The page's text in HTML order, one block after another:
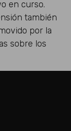
en curso.
también
por la
sobre los